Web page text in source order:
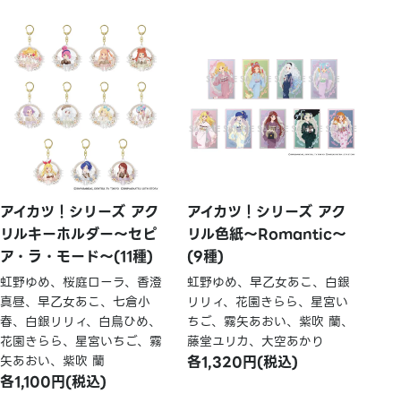
アイカツ！シリーズ アク
リルキーホルダー～セピ
ア・ラ・モード～(11種)
虹野ゆめ、桜庭ローラ、香澄
真昼、早乙女あこ、七倉小
春、白銀リリィ、白鳥ひめ、
花園きらら、星宮いちご、霧
矢あおい、紫吹 蘭
各1,100円(税込)
アイカツ！シリーズ アク
リル色紙～Romantic～
(9種)
虹野ゆめ、早乙女あこ、白銀
リリィ、花園きらら、星宮い
ちご、霧矢あおい、紫吹 蘭、
藤堂ユリカ、大空あかり
各1,320円(税込)